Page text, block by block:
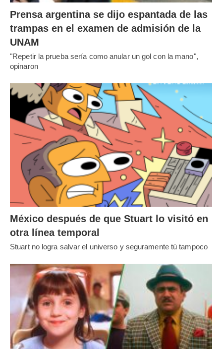
Prensa argentina se dijo espantada de las
trampas en el examen de admisión de la
UNAM
"Repetir la prueba sería como anular un gol con la mano",
opinaron
México después de que Stuart lo visitó en
otra línea temporal
Stuart no logra salvar el universo y seguramente tú tampoco